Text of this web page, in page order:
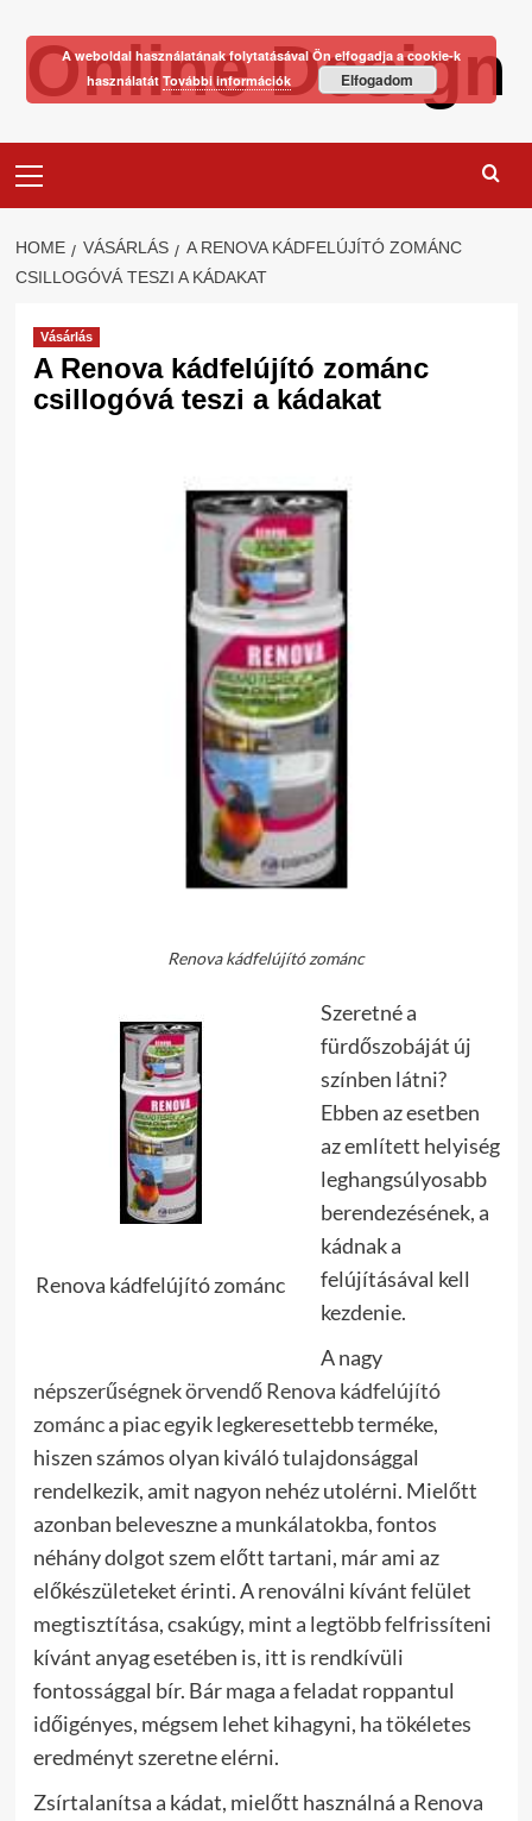
contentOnline Design
Menu
HOME VÁSÁRLÁS
A RENOVA KÁDFELÚJÍTÓ ZOMÁNC
CSILLOGÓVÁ TESZI A KÁDAKAT
Vásárlás
A Renova kádfelújító zománc
csillogóvá teszi a kádakat
Renova kádfelújító zománc
Renova kádfelújító zománc
Szeretné a
fürdőszobáját új
színben látni?
Ebben az esetben
az említett helyiség
leghangsúlyosabb
berendezésének, a
kádnak a
felújításával kell
kezdenie.
A nagy
népszerűségnek örvendő Renova kádfelújító
zománca piac egyik legkeresettebb terméke,
hiszen számos olyan kiváló tulajdonsággal
rendelkezik, amit nagyon nehéz utolérni. Mielőtt
azonban beleveszne a munkálatokba, fontos
néhány dolgot szem előtt tartani, már ami az
előkészületeket érinti.A renoválni kívánt felület
megtisztítása, csakúgy, mint a legtöbb felfrissíteni
kívánt anyag esetében is, itt is rendkívüli
fontossággal bír. Bár maga a feladat roppantul
időigényes, mégsem lehet kihagyni, ha tökéletes
eredményt szeretne elérni.
Zsírtalanítsa a kádat, mielőtt használná a Renova
A weboldal használatának folytatásával Ön elfogadja a cookie-k
használatát További információk Elfogadom